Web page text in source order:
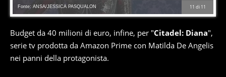
11 di 11
Fonte: ANSA/JESSICA PASQUALON
Budget da 40 milioni di euro, infine, per "Citadel: Diana",
serie tv prodotta da Amazon Prime con Matilda De Angelis
nei panni della protagonista.